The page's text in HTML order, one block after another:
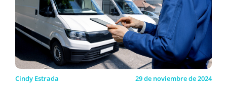
Cindy Estrada 29 de noviembre de 2024